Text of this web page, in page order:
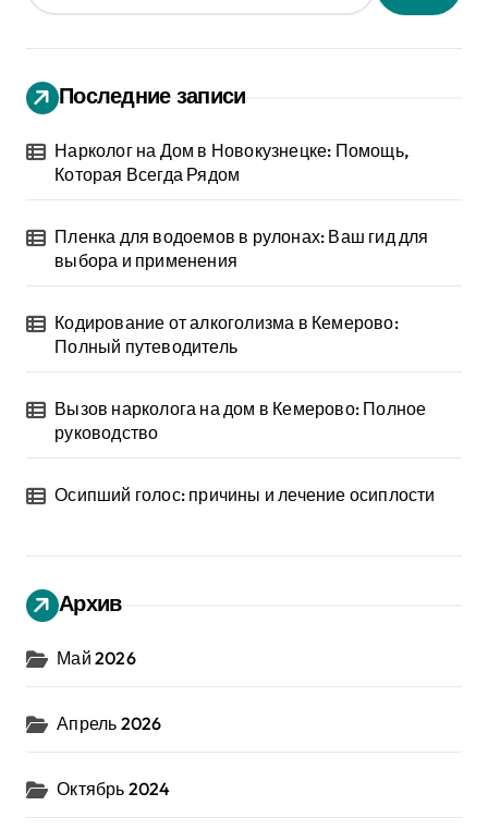
Последние записи
Нарколог на Дом в Новокузнецке: Помощь,
Которая Всегда Рядом
Пленка для водоемов в рулонах: Ваш гид для
выбора и применения
Кодирование от алкоголизма в Кемерово:
Полный путеводитель
Вызов нарколога на дом в Кемерово: Полное
руководство
Осипший голос: причины и лечение осиплости
Архив
Май 2026
Апрель 2026
Октябрь 2024